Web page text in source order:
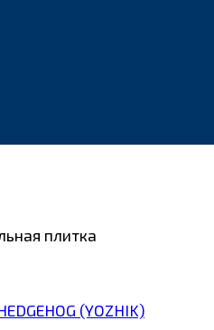
плитка
(YOZHIK)